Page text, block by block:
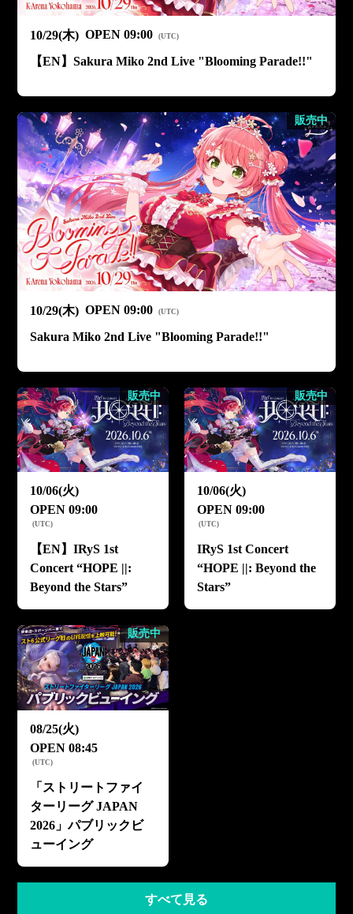
10/29(木) OPEN09:00 (UTC)
【EN】Sakura Miko 2nd Live "Blooming Parade!!"
販売中
10/29(木) OPEN09:00 (UTC)
Sakura Miko 2nd Live "Blooming Parade!!"
販売中
10/06(火)
OPEN09:00
(UTC)
【EN】IRyS 1st
Concert “HOPE ||:
Beyond the Stars”
販売中
10/06(火)
OPEN 09:00
(UTC)
IRyS 1st Concert
“HOPE ||: Beyond the
Stars”
販売中
08/25(火)
OPEN08:45
(UTC)
「ストリートファイ
ターリーグ JAPAN
2026」パブリックビ
ューイング
すべて見る